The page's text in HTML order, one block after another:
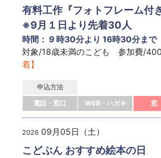
有料工作『フォトフレーム付
※9月１日より先着30人
時間： 9 時30分より 16時30分まで
対象/18歳未満のこども 参加費/
着】
申込方法
電話・窓口
WEB・ハガキ 窓
2026 09月05日（土）
こどぶん おすすめ絵本の日